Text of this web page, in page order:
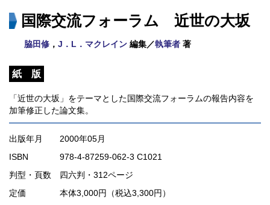
国際交流フォーラム 近世の大坂
脇田修 ， J．L．マクレイン 編集／執筆者 著
紙 版
「近世の大坂」をテーマとした国際交流フォーラムの報告内容を
加筆修正した論文集。
出版年月
2000年05月
ISBN
978-4-87259-062-3 C1021
判型・頁数 四六判・312ページ
定価
本体3,000円（税込3,300円）